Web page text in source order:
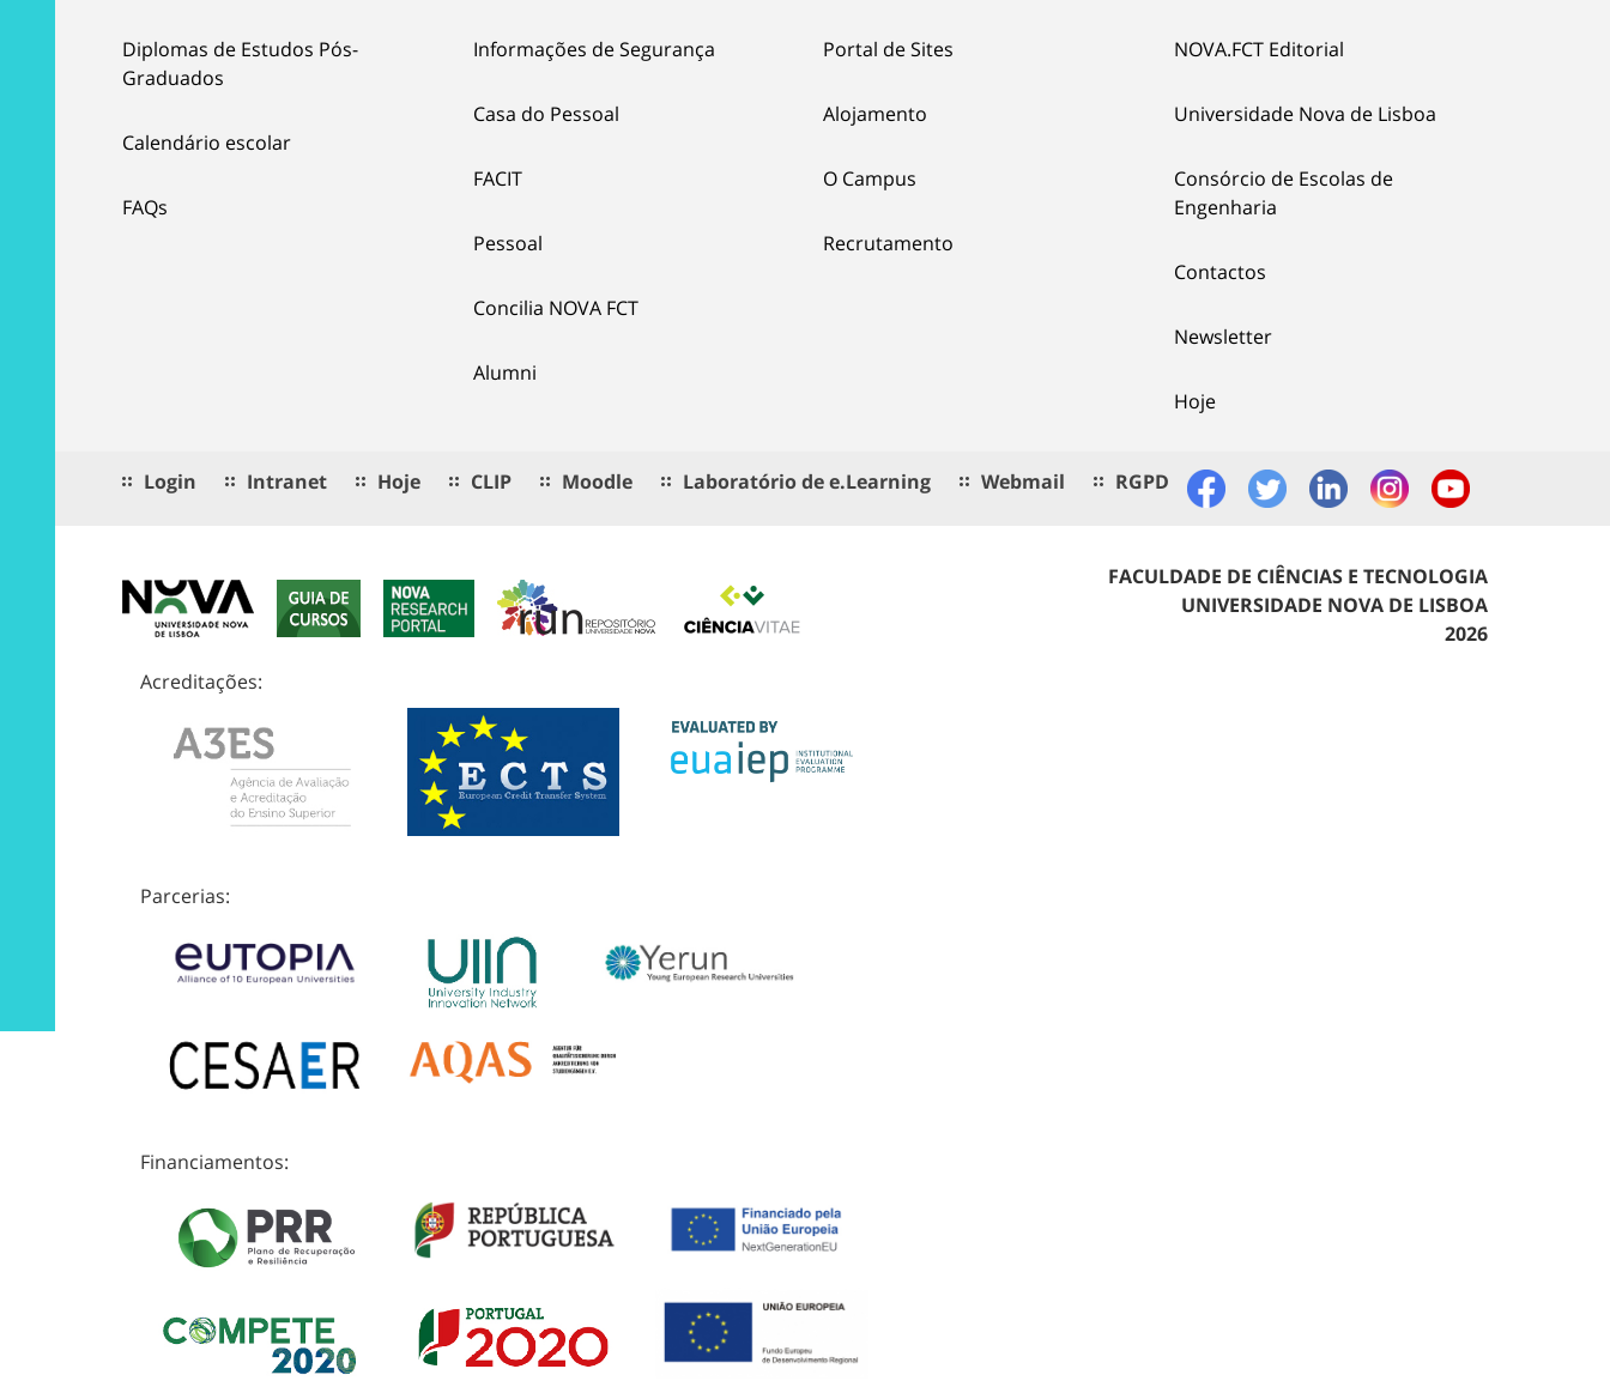
Diplomas de Estudos Pós-
Graduados
Calendário escolar
FAQs
Informações de Segurança
Casa do Pessoal
FACIT
Pessoal
Concilia NOVA FCT
Alumni
Portal de Sites
Alojamento
O Campus
Recrutamento
NOVA.FCT Editorial
Universidade Nova de Lisboa
Consórcio de Escolas de
Engenharia
Contactos
Newsletter
Hoje
Login Intranet Hoje CLIP Moodle Laboratório de e.Learning Webmail RGPD
Acreditações:
Parcerias:
Financiamentos:
FACULDADE DE CIÊNCIAS E TECNOLOGIA
UNIVERSIDADE NOVA DE LISBOA
2026